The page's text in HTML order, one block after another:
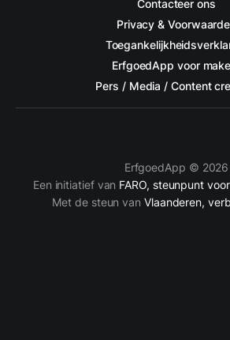
Contacteer ons
Privacy &
ErfgoedApp voor
Pers / Media / Content
ErfgoedApp © 2026
Een initiatief van FARO, steunpunt
Met de steun van Vlaanderen,